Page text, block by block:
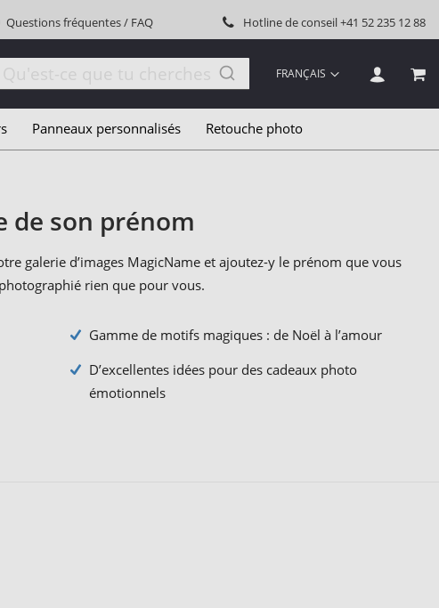
Questions fréquentes / FAQ Hotline de conseil+41 52 235 12 88
LANGUE
FRANÇAIS
Panneaux personnalisés Retouche photo
de son prénom
galerie d’images MagicName et ajoutez-y le prénom que vous
rien que pour vous.
Gamme de motifs magiques : de Noël à l’amour
D’excellentes idées pour des cadeaux photo
émotionnels